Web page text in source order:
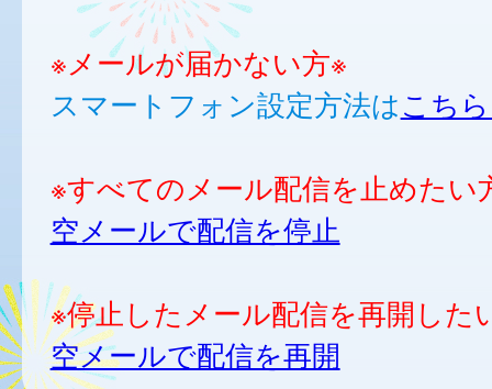
※メールが届かない方※
スマートフォン設定方法はこち
※すべてのメール配信を止めたい
空メールで配信を停止
※停止したメール配信を再開した
空メールで配信を再開